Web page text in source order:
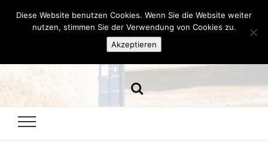
Hazamelistan
Diese Website benutzen Cookies. Wenn Sie die Website weiter
nutzen, stimmen Sie der Verwendung von Cookies zu.
Akzeptieren